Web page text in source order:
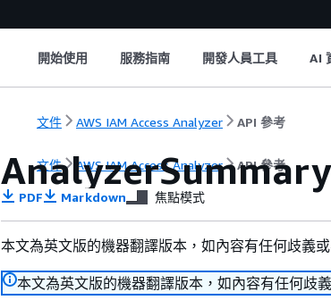
開始使用 服務指南 開發人員工具 AI
文件 AWS IAM Access Analyzer API 參考
文件 AWS IAM Access Analyzer API 參考
AnalyzerSummary
PDF Markdown 焦點模式
本文為英文版的機器翻譯版本，如內容有任何歧義
本文為英文版的機器翻譯版本，如內容有任何歧